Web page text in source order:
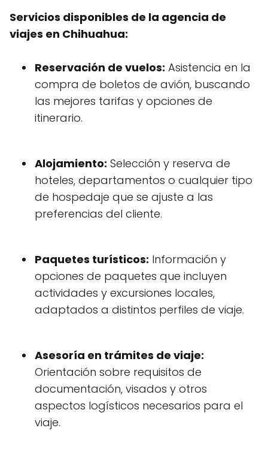
Servicios disponibles de la agencia de
viajes en Chihuahua:
Reservación de vuelos: Asistencia en la
compra de boletos de avión, buscando
las mejores tarifas y opciones de
itinerario.
Alojamiento: Selección y reserva de
hoteles, departamentos o cualquier tipo
de hospedaje que se ajuste a las
preferencias del cliente.
Paquetes turísticos: Información y
opciones de paquetes que incluyen
actividades y excursiones locales,
adaptados a distintos perfiles de viaje.
Asesoría en trámites de viaje:
Orientación sobre requisitos de
documentación, visados y otros
aspectos logísticos necesarios para el
viaje.